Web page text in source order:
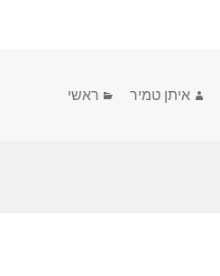
מחבר
איתן טמיר קטגוריות
ראשי